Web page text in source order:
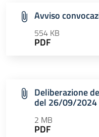
Avviso
554 KB
PDF
Deliberazione
del 26/09/2024
2 MB
PDF